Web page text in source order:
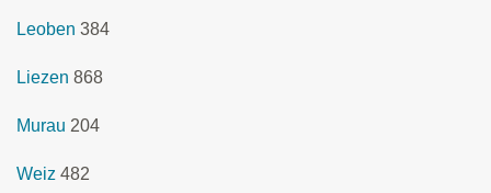
Leoben 384
Liezen 868
Murau 204
Weiz 482